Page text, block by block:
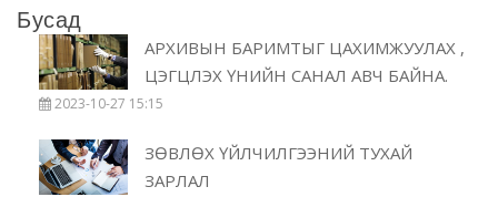
Бусад
АРХИВЫН БАРИМТЫГ ЦАХИМЖУУЛАХ ,
ЦЭГЦЛЭХ ҮНИЙН САНАЛ АВЧ БАЙНА.
2023-10-27 15:15
ЗӨВЛӨХ ҮЙЛЧИЛГЭЭНИЙ ТУХАЙ
ЗАРЛАЛ